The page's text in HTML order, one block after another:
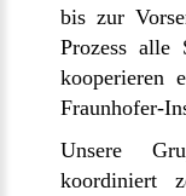
bis zur
Prozess
kooperieren
Fraunhofer-
Unsere
koordiniert